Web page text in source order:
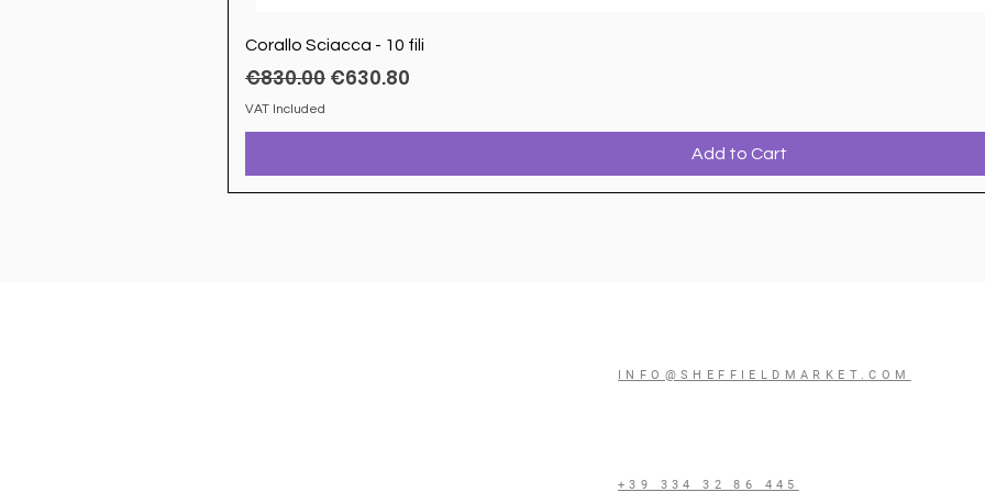
Corallo Sciacca - 10 fili
Regular Price
€830.00 Sale Price
€630.80
VAT Included
Add to Cart
INFO@SHEFFIELDMARKET.COM
+39 334 32 86 445